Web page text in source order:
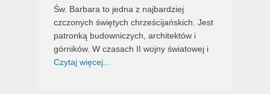
Św. Barbara to jedna z najbardziej
czczonych świętych chrześcijańskich. Jest
patronką budowniczych, architektów i
górników. W czasach II wojny światowej i
Czytaj więcej...